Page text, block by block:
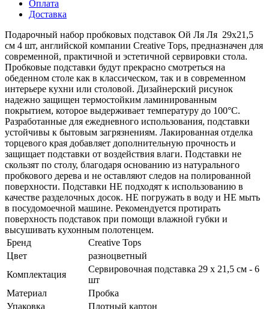
Оплата
Доставка
Подарочный набор пробковых подставок Ой Ля Ля 29х21,5
см 4 шт, английской компании Creative Tops, предназначен для
современной, практичной и эстетичной сервировки стола.
Пробковые подставки будут прекрасно смотреться на
обеденном столе как в классическом, так и в современном
интерьере кухни или столовой. Дизайнерский рисунок
надежно защищен термостойким ламинированным
покрытием, которое выдерживает температуру до 100°С.
Разработанные для ежедневного использования, подставки
устойчивы к бытовым загрязнениям. Лакированная отделка
торцевого края добавляет дополнительную прочность и
защищает подставки от воздействия влаги. Подставки не
скользят по столу, благодаря основанию из натурального
пробкового дерева и не оставляют следов на полированной
поверхности. Подставки НЕ подходят к использованию в
качестве разделочных досок. НЕ погружать в воду и НЕ мыть
в посудомоечной машине. Рекомендуется протирать
поверхность подставок при помощи влажной губки и
высушивать кухонным полотенцем.
Бренд
Creative Tops
Цвет
разноцветный
Комплектация
Сервировочная подставка 29 х 21,5 см - 6
шт
Материал
Пробка
Упаковка
Плотный картон